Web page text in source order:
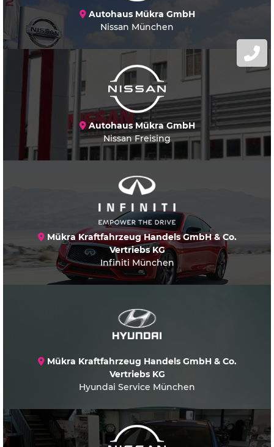
Autohaus Mükra GmbH
Nissan München
Autohaus Mükra GmbH
Nissan Freising
Mükra Kraftfahrzeug Handels GmbH & Co.
Vertriebs KG
Infiniti München
Mükra Kraftfahrzeug Handels GmbH & Co.
Vertriebs KG
Hyundai Service München